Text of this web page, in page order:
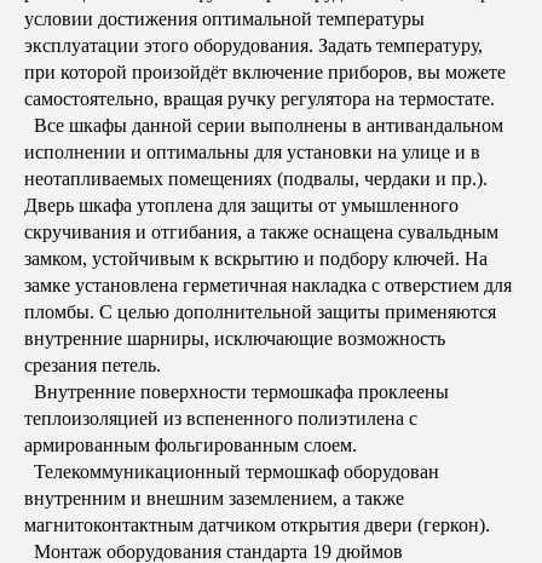
условии достижения оптимальной температуры
эксплуатации этого оборудования. Задать температуру,
при которой произойдёт включение приборов, вы можете
самостоятельно, вращая ручку регулятора на термостате.
Все шкафы данной серии выполнены в антивандальном
исполнении и оптимальны для установки на улице и в
неотапливаемых помещениях (подвалы, чердаки и пр.).
Дверь шкафа утоплена для защиты от умышленного
скручивания и отгибания, а также оснащена сувальдным
замком, устойчивым к вскрытию и подбору ключей. На
замке установлена герметичная накладка с отверстием для
пломбы. С целью дополнительной защиты применяются
внутренние шарниры, исключающие возможность
срезания петель.
Внутренние поверхности термошкафа проклеены
теплоизоляцией из вспененного полиэтилена с
армированным фольгированным слоем.
Телекоммуникационный термошкаф оборудован
внутренним и внешним заземлением, а также
магнитоконтактным датчиком открытия двери (геркон).
Монтаж оборудования стандарта 19 дюймов